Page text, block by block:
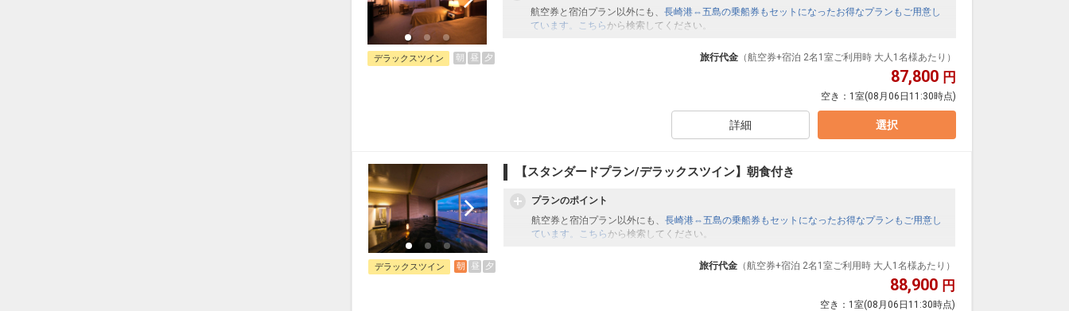
航空券と宿泊プラン以外にも、 長崎港⇔五島の乗船券もセットになったお得なプランもご用意し
ています。こちら から検索してください。
デラックスツイン 朝 昼 夕 旅行代金 （航空券+宿泊 2名1室ご利用時 大人1名様あたり）
87,800 円
空き： 1室(08月06日11:30時点)
詳細 選択
【スタンダードプラン/デラックスツイン】朝食付き
プランのポイント
航空券と宿泊プラン以外にも、 長崎港⇔五島の乗船券もセットになったお得なプランもご用意し
ています。こちら から検索してください。
デラックスツイン 朝 昼 夕 旅行代金 （航空券+宿泊 2名1室ご利用時 大人1名様あたり）
88,900 円
空き： 1室(08月06日11:30時点)